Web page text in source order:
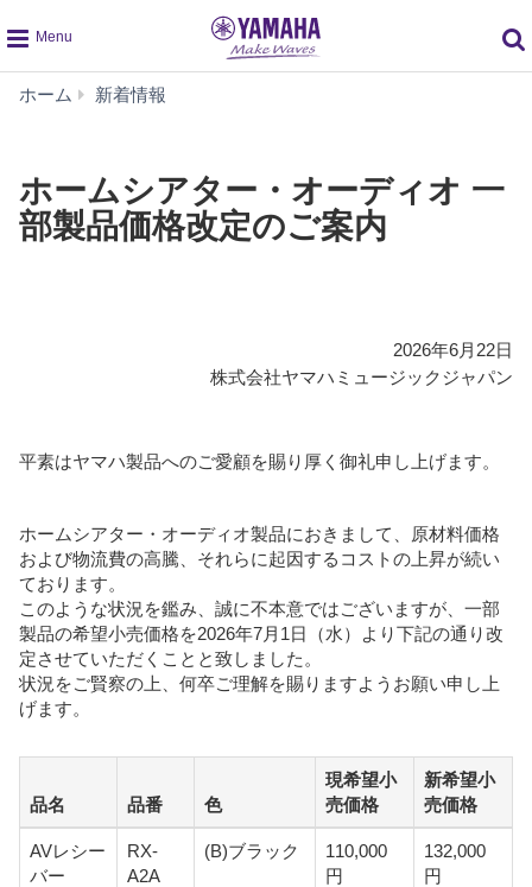
global
navigation
ホーム 新着情報
ア
タ
ー・
品
改
定
ご
案
内
ホームシアター・オーディオ 一
部製品価格改定のご案内
2026年6月22日
株式会社ヤマハミュージックジャパン
平素はヤマハ製品へのご愛顧を賜り厚く御礼申し上げます。
ホームシアター・オーディオ製品におきまして、原材料価格
および物流費の高騰、それらに起因するコストの上昇が続い
ております。
このような状況を鑑み、誠に不本意ではございますが、一部
製品の希望小売価格を2026年7月1日（水）より下記の通り改
定させていただくことと致しました。
状況をご賢察の上、何卒ご理解を賜りますようお願い申し上
げます。
品名 品番 色
現希望小
売価格
新希望小
売価格
AVレシー
バー
RX-
A2A
(B)ブラック
110,000
円
132,000
円